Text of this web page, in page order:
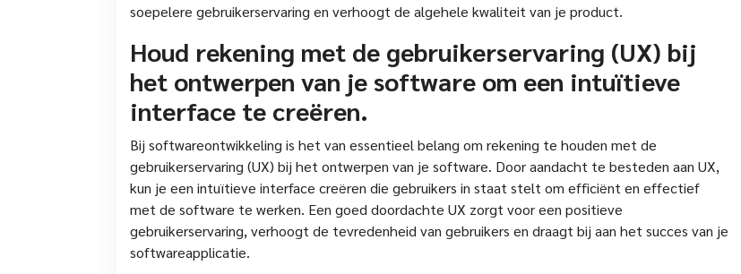
soepelere gebruikerservaring en verhoogt de algehele kwaliteit van je product.
Houd rekening met de gebruikerservaring (UX) bij
het ontwerpen van je software om een intuïtieve
interface te creëren.
Bij softwareontwikkeling is het van essentieel belang om rekening te houden met de
gebruikerservaring (UX) bij het ontwerpen van je software. Door aandacht te besteden aan UX,
kun je een intuïtieve interface creëren die gebruikers in staat stelt om efficiënt en effectief
met de software te werken. Een goed doordachte UX zorgt voor een positieve
gebruikerservaring, verhoogt de tevredenheid van gebruikers en draagt bij aan het succes van je
softwareapplicatie.